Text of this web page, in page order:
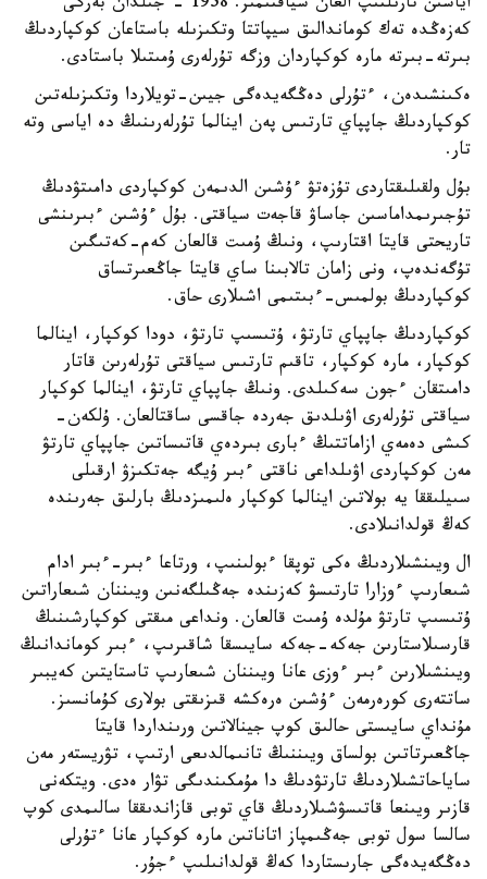
كەزەڭدە تەك كوماندالىق سيپاتتا وتكىزىلە باستاعان كوكپاردىڭ
بىرتە-بىرتە مارە كوكپاردان وزگە تۇرلەرى ۇمىتىلا باستادى.
ەكىنشىدەن، ءتۇرلى دەڭگەيدەگى جيىن-تويلاردا وتكىزىلەتىن
كوكپاردىڭ جاپپاي تارتىس پەن اينالما تۇرلەرىنىڭ دە اياسى وتە
تار.
بۇل ولقىلىقتاردى تۇزەتۋ ءۇشىن الدىمەن كوكپاردى دامىتۋدىڭ
تۇجىرىمداماسىن جاساۋ قاجەت سياقتى. بۇل ءۇشىن ءبىرىنشى
تاريحتى قايتا اقتارىپ، ونىڭ ۇمىت قالعان كەم-كەتىگىن
تۇگەندەپ، ونى زامان تالابىنا ساي قايتا جاڭعىرتساق
كوكپاردىڭ بولمىس-ءبىتىمى اشىلارى حاق.
كوكپاردىڭ جاپپاي تارتۋ، ۇتىسىپ تارتۋ، دودا كوكپار، اينالما
كوكپار، مارە كوكپار، تاقىم تارتىس سياقتى تۇرلەرىن قاتار
دامىتقان ءجون سەكىلدى. ونىڭ جاپپاي تارتۋ، اينالما كوكپار
سياقتى تۇرلەرى اۋىلدىق جەردە جاقسى ساقتالعان. ۇلكەن-
كىشى دەمەي ازاماتتىڭ ءبارى بىردەي قاتىساتىن جاپپاي تارتۋ
مەن كوكپاردى اۋىلداعى ناقتى ءبىر ۇيگە جەتكىزۋ ارقىلى
سىيلىققا يە بولاتىن اينالما كوكپار ەلىمىزدىڭ بارلىق جەرىندە
كەڭ قولدانىلادى.
ال ويىنشىلاردىڭ ەكى توپقا ءبولىنىپ، ورتاعا ءبىر-ءبىر ادام
شىعارىپ ءوزارا تارتىسۋ كەزىندە جەڭىلگەنىن ويىننان شىعاراتىن
ۇتىسىپ تارتۋ مۇلدە ۇمىت قالعان. ونداعى مىقتى كوكپارشىنىڭ
قارسىلاستارىن جەكە-جەكە سايىسقا شاقىرىپ، ءبىر كوماندانىڭ
ويىنشىلارىن ءبىر ءوزى عانا ويىننان شىعارىپ تاستايتىن كەيبىر
ساتتەرى كورەرمەن ءۇشىن ەرەكشە قىزىقتى بولارى كۇمانسىز.
مۇنداي سايىستى حالىق كوپ جينالاتىن ورىنداردا قايتا
جاڭعىرتاتىن بولساق ويىننىڭ تانىمالدىعى ارتىپ، تۋريستەر مەن
ساياحاتشىلاردىڭ تارتۋدىڭ دا مۇمكىندىگى تۋار ەدى. ويتكەنى
قازىر ويىنعا قاتىسۋشىلاردىڭ قاي توبى قازاندىققا سالىمدى كوپ
سالسا سول توبى جەڭىمپاز اتاناتىن مارە كوكپار عانا ءتۇرلى
دەڭگەيدەگى جارىستاردا كەڭ قولدانىلىپ ءجۇر.